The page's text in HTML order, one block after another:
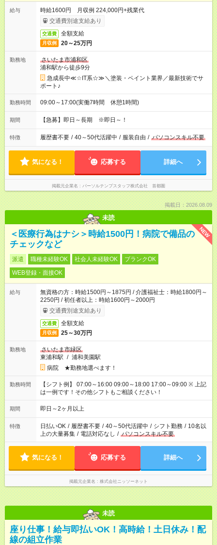
給与
時給1600円 月収例 224,000円+残業代
交通費別途支給あり
交通費 全額支給
月収例 20～25万円
勤務地
さいたま市浦和区
浦和駅から徒歩9分
急成長中≪☆IT系☆≫＼塗装・ペイント業界／最新技術でサ
ポート♪
勤務時間 09:00～17:00(実働7時間 休憩1時間)
期間 【急募】即日～長期 ※即日～！
特徴 履歴書不要 / 40～50代活躍中 / 服装自由 / パソコンスキル不要
気になる！ 応募する 詳細へ
掲載元企業名 パーソルテンプスタッフ株式会社 首都圏
掲載日：2026.08.09
未読
NEW
＜医療行為はナシ＞時給1500円！病院で備品の
チェックなど
派遣 職種未経験OK 社会人未経験OK
ブランクOK
WEB登録・面接OK
給与
無資格の方：時給1500円～1875円 / 介護福祉士：時給1800円～
2250円 / 初任者以上：時給1600円～2000円
交通費別途支給あり
交通費 全額支給
月収例 25～30万円
勤務地
さいたま市緑区
東浦和駅 / 浦和美園駅
病院 ★勤務地選べます！
勤務時間
【シフト例】 07:00～16:00 09:00～18:00 17:00～09:00 ※ 上記
は一例です！その他シフトもご相談ください！
期間 即日～2ヶ月以上
特徴 日払いOK / 履歴書不要 / 40～50代活躍中 / シフト勤務 / 10名以
上の大量募集 / 電話対応なし / パソコンスキル不要
気になる！ 応募する 詳細へ
掲載元企業名 株式会社ニッソーネット
未読
座り仕事！給与即払いOK！高時給！土日休み！配
線の組立作業